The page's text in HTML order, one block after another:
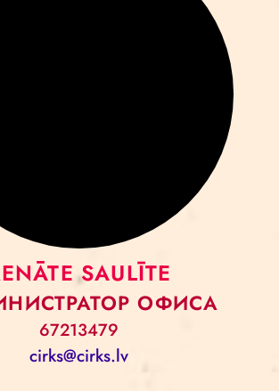
SAULĪTE
ОФИСА
67213479
cirks@cirks.lv